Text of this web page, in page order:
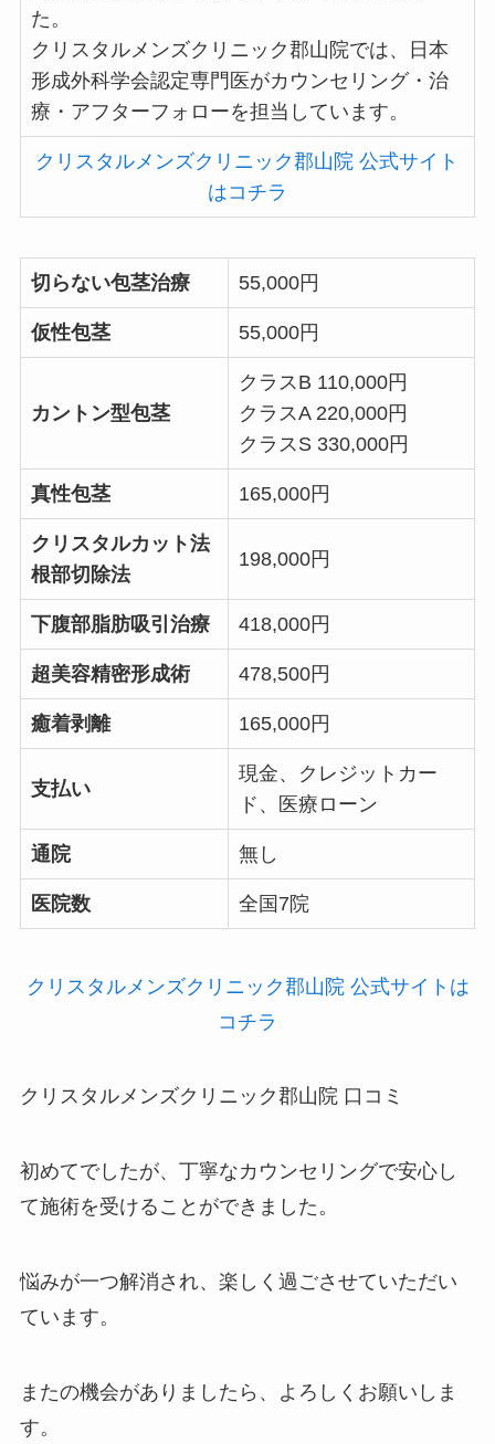
た。
クリスタルメンズクリニック郡山院では、日本
形成外科学会認定専門医がカウンセリング・治
療・アフターフォローを担当しています。
クリスタルメンズクリニック郡山院 公式サイト
はコチラ
切らない包茎治療 55,000円
仮性包茎 55,000円
カントン型包茎
クラスB 110,000円
クラスA 220,000円
クラスS 330,000円
真性包茎 165,000円
クリスタルカット法
根部切除法
198,000円
下腹部脂肪吸引治療 418,000円
超美容精密形成術 478,500円
癒着剥離 165,000円
支払い
現金、クレジットカー
ド、医療ローン
通院 無し
医院数 全国7院
クリスタルメンズクリニック郡山院 公式サイトは
コチラ
クリスタルメンズクリニック郡山院 口コミ
初めてでしたが、丁寧なカウンセリングで安心し
て施術を受けることができました。
悩みが一つ解消され、楽しく過ごさせていただい
ています。
またの機会がありましたら、よろしくお願いしま
す。